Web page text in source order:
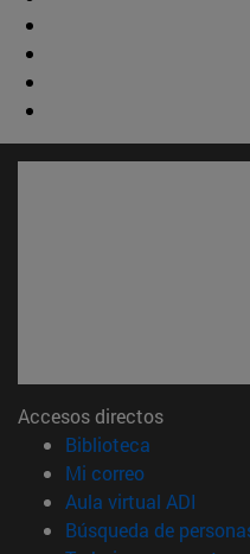
Accesos directos
Biblioteca
Mi correo(abre en
Aula virtual ADI
Búsqueda de